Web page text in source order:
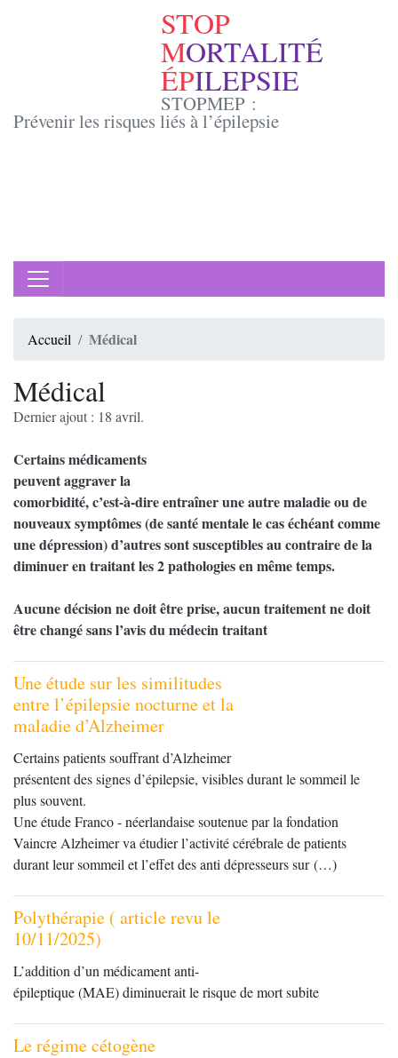
STOP
MORTALITÉ
ÉPILEPSIE
STOPMEP :
Prévenir les risques liés à l’épilepsie
Accueil Médical
Médical
Dernier ajout : 18 avril.
Certains médicaments
peuvent aggraver la
comorbidité, c’est-à-dire entraîner une autre maladie ou de
nouveaux symptômes (de santé mentale le cas échéant comme
une dépression) d’autres sont susceptibles au contraire de la
diminuer en traitant les 2 pathologies en même temps.
Aucune décision ne doit être prise, aucun traitement ne doit
être changé sans l’avis du médecin traitant
Une étude sur les similitudes
entre l’épilepsie nocturne et la
maladie d’Alzheimer
Certains patients souffrant d’Alzheimer
présentent des signes d’épilepsie, visibles durant le sommeil le
plus souvent.
Une étude Franco - néerlandaise soutenue par la fondation
Vaincre Alzheimer va étudier l’activité cérébrale de patients
durant leur sommeil et l’effet des anti dépresseurs sur (…)
Polythérapie ( article revu le
10/11/2025)
L’addition d’un médicament anti-
épileptique (MAE) diminuerait le risque de mort subite
Le régime cétogène